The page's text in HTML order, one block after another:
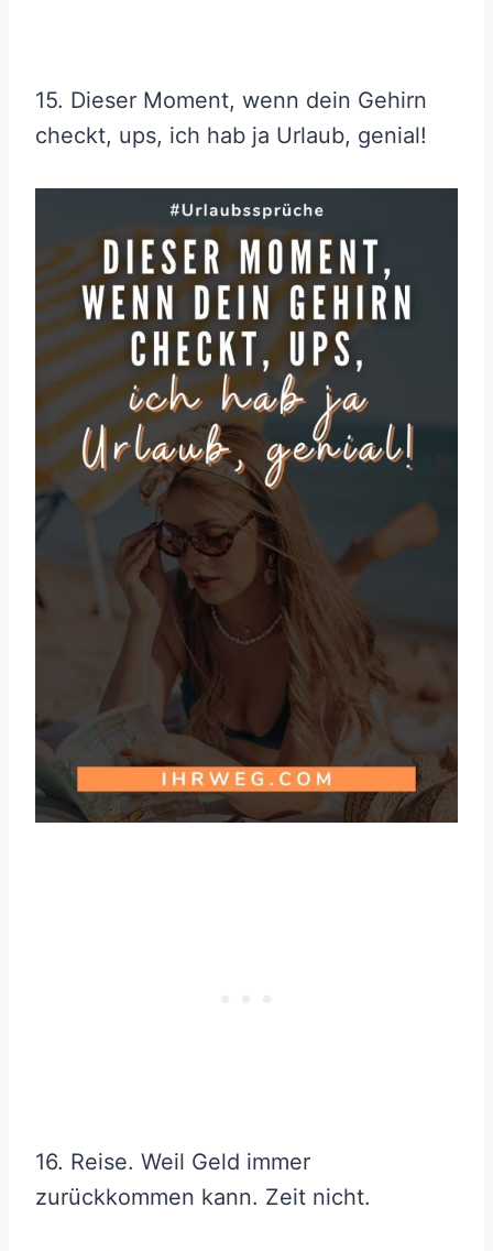
15. Dieser Moment, wenn dein Gehirn
checkt, ups, ich hab ja Urlaub, genial!
16. Reise. Weil Geld immer
zurückkommen kann. Zeit nicht.